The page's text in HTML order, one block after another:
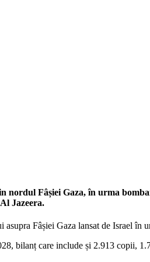
Fâșiei Gaza, în urma
Jazeera.
Fâșiei Gaza lansat de Israel în
bilanț care include și 2.913 copii,